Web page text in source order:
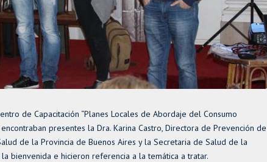
de Capacitación “Planes Locales de Abordaje del Consumo
presentes la Dra. Karina Castro, Directora de Prevención de
de la Provincia de Buenos Aires y la Secretaria de Salud de la
bienvenida e hicieron referencia a la temática a tratar.